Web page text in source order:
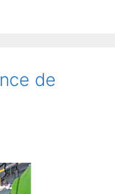
de